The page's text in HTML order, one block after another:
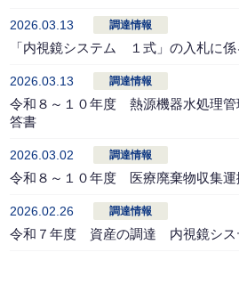
2026.03.13 調達情報
「内視鏡システム １式」の入札に
2026.03.13 調達情報
令和８～１０年度 熱源機器水処理管
答書
2026.03.02 調達情報
令和８～１０年度 医療廃棄物収集運
2026.02.26 調達情報
令和７年度 資産の調達 内視鏡シ